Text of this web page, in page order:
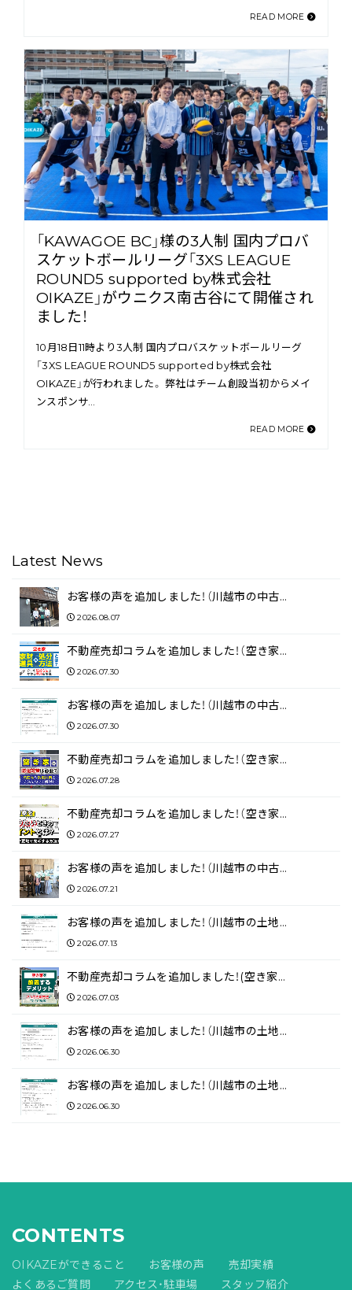
READ MORE
「KAWAGOE BC」様の3人制 国内プロバ
スケットボールリーグ「3XS LEAGUE
ROUND5 supported by株式会社
OIKAZE」がウニクス南古谷にて開催され
ました！
10月18日11時より3人制 国内プロバスケットボールリーグ
「3XS LEAGUE ROUND5 supported by株式会社
OIKAZE」が行われました。 弊社はチーム創設当初からメイ
ンスポンサ…
READ MORE
Latest News
お客様の声を追加しました！（川越市の中古…
2026.08.07
不動産売却コラムを追加しました！（空き家…
2026.07.30
お客様の声を追加しました！（川越市の中古…
2026.07.30
不動産売却コラムを追加しました！（空き家…
2026.07.28
不動産売却コラムを追加しました！（空き家…
2026.07.27
お客様の声を追加しました！（川越市の中古…
2026.07.21
お客様の声を追加しました！（川越市の土地…
2026.07.13
不動産売却コラムを追加しました！(空き家…
2026.07.03
お客様の声を追加しました！（川越市の土地…
2026.06.30
お客様の声を追加しました！（川越市の土地…
2026.06.30
CONTENTS
OIKAZEができること お客様の声
売却実績
よくあるご質問
アクセス・駐車場 スタッフ紹介